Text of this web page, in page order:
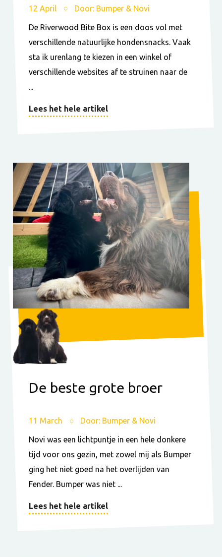
12 April Door: Bumper & Novi
De Riverwood Bite Box is een doos vol met
verschillende natuurlijke hondensnacks. Vaak
sta ik urenlang te kiezen in een winkel of
verschillende websites af te struinen naar de
...
Lees het hele artikel
De beste grote broer
11 March Door: Bumper & Novi
Novi was een lichtpuntje in een hele donkere
tijd voor ons gezin, met zowel mij als Bumper
ging het niet goed na het overlijden van
Fender. Bumper was niet ...
Lees het hele artikel